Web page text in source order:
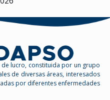
lucro, constituida por un grupo
de diversas áreas, interesados
por diferentes enfermedades